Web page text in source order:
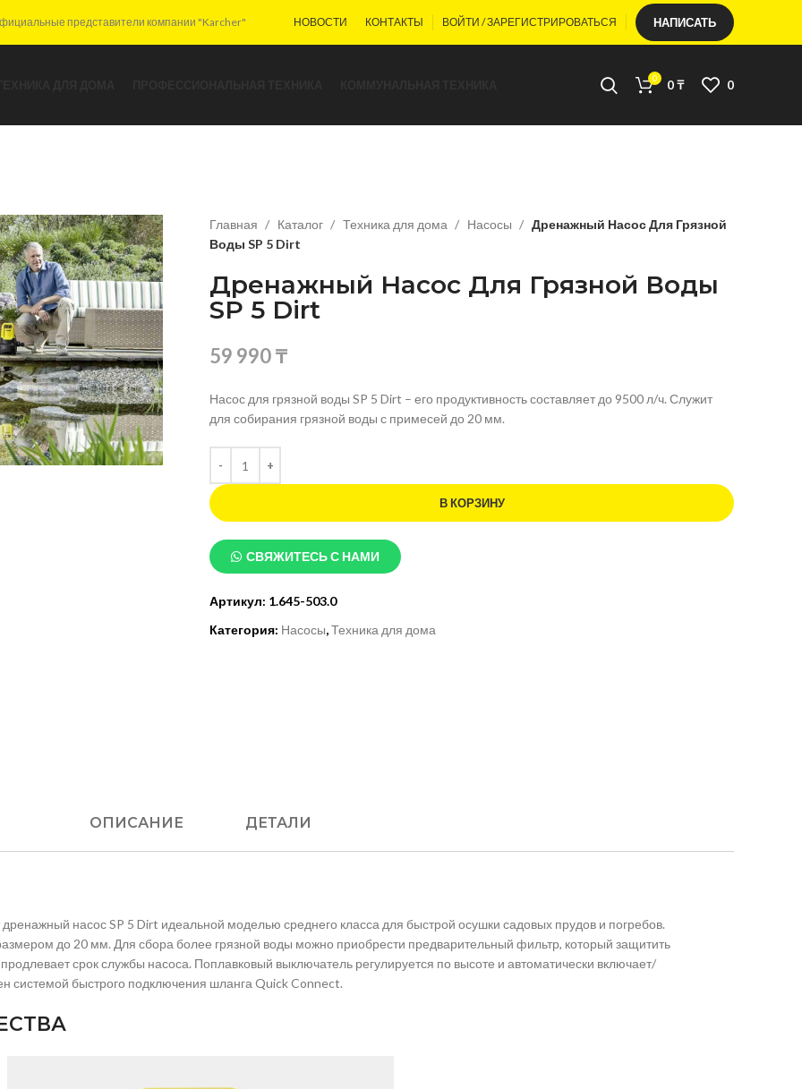
представители компании "Karcher" НОВОСТИ КОНТАКТЫ ВОЙТИ / ЗАРЕГИСТРИРОВАТЬСЯ НАПИСАТЬ
0 0₸ 0
Главная Каталог Техника для дома Насосы
Дренажный Насос Для Грязной
Воды SP 5 Dirt
Дренажный Насос Для Грязной Воды
SP 5 Dirt
59 990₸
Насос для грязной воды SP 5 Dirt – его продуктивность составляет до 9500 л/ч. Служит
для собирания грязной воды с примесей до 20 мм.
В КОРЗИНУ
СВЯЖИТЕСЬ С НАМИ
Артикул: 1.645-503.0
Категория: Насосы,Техника для дома
ОПИСАНИЕ ДЕТАЛИ
насос SP 5 Dirt идеальной моделью среднего класса для быстрой осушки садовых прудов и погребов.
до 20 мм. Для сбора более грязной воды можно приобрести предварительный фильтр, который защитить
срок службы насоса. Поплавковый выключатель регулируется по высоте и автоматически включает/
системой быстрого подключения шланга Quick Connect.